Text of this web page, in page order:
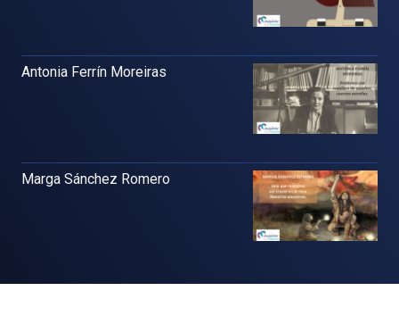
Antonia Ferrín Moreiras
Marga Sánchez Romero